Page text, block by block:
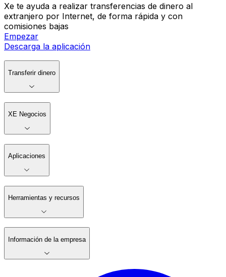
Xe te ayuda a realizar transferencias de dinero al
extranjero por Internet, de forma rápida y con
comisiones bajas
Empezar
Descarga la aplicación
Transferir dinero
XE Negocios
Aplicaciones
Herramientas y recursos
Información de la empresa